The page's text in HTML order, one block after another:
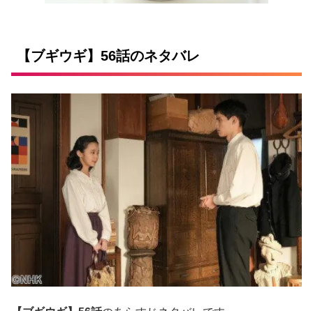
【ブギウギ】56話のネタバレ